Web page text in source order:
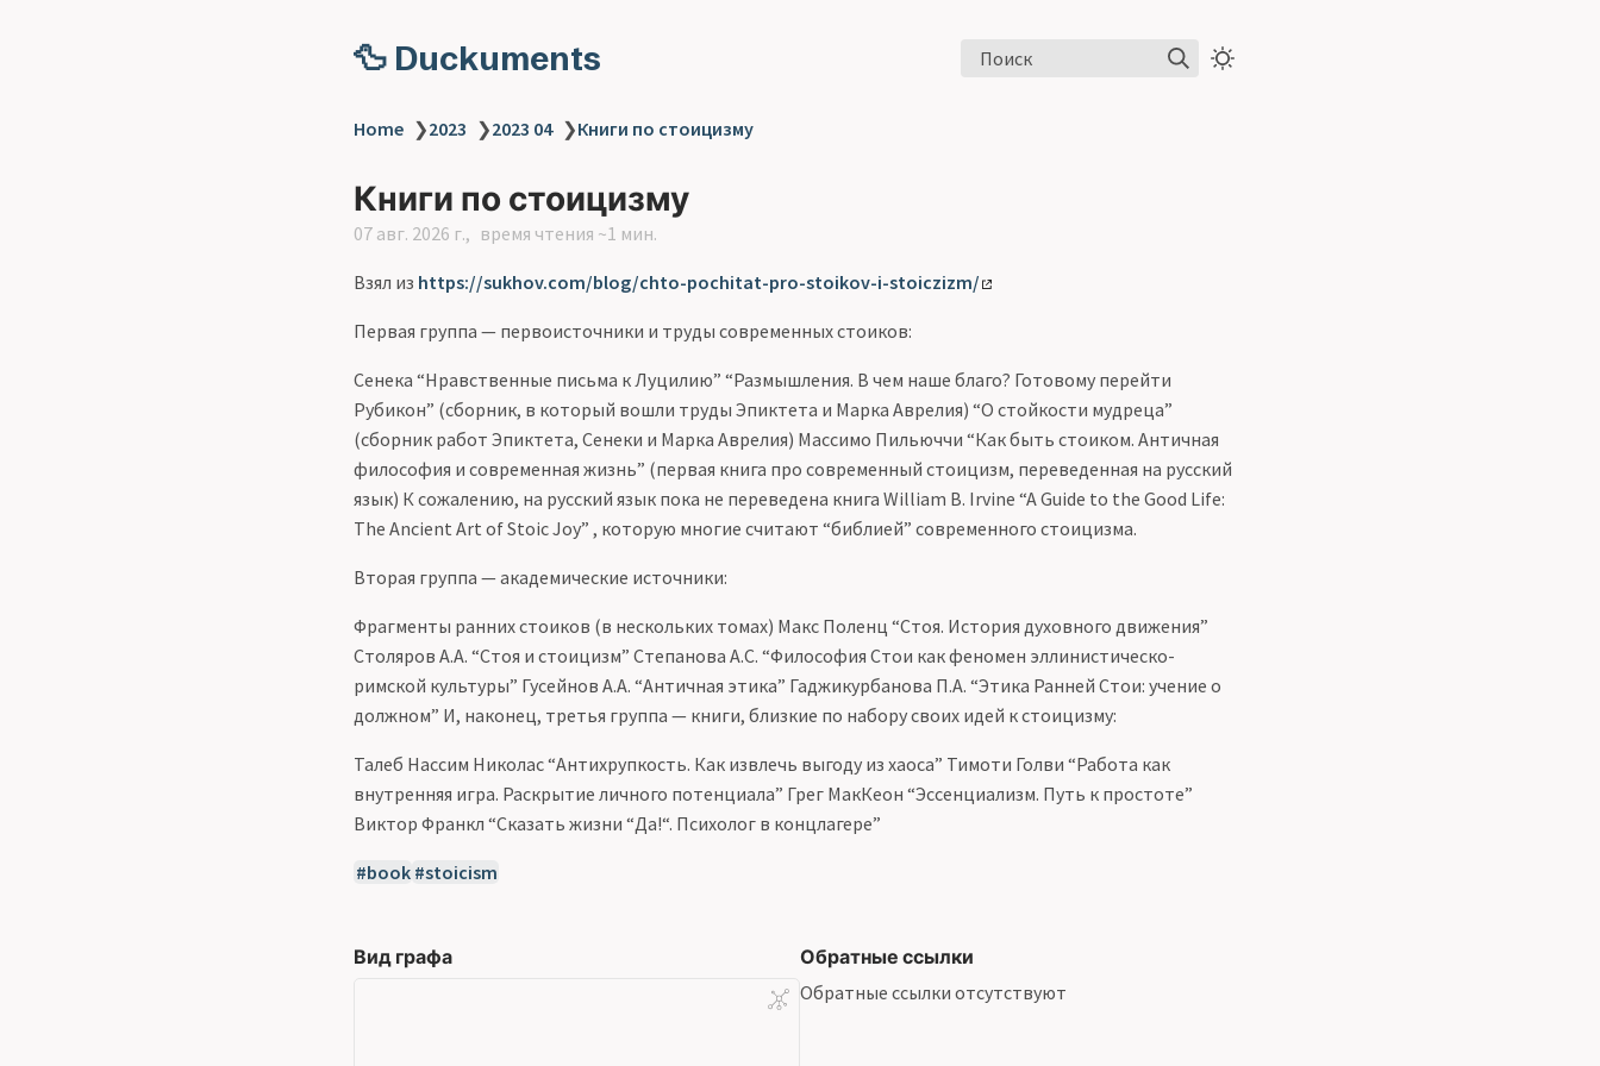
🦆 Duckuments Поиск
Home ❯2023 ❯2023 04 ❯Книги по стоицизму
Книги по стоицизму
07 авг. 2026 г. время чтения ~1 мин.
Взял из https://sukhov.com/blog/chto-pochitat-pro-stoikov-i-stoiczizm/
Первая группа — первоисточники и труды современных стоиков:
Сенека “Нравственные письма к Луцилию” “Размышления. В чем наше благо? Готовому перейти
Рубикон” (сборник, в который вошли труды Эпиктета и Марка Аврелия) “О стойкости мудреца”
(сборник работ Эпиктета, Сенеки и Марка Аврелия) Массимо Пильюччи “Как быть стоиком. Античная
философия и современная жизнь” (первая книга про современный стоицизм, переведенная на русский
язык) К сожалению, на русский язык пока не переведена книга William B. Irvine “A Guide to the Good Life:
The Ancient Art of Stoic Joy” , которую многие считают “библией” современного стоицизма.
Вторая группа — академические источники:
Фрагменты ранних стоиков (в нескольких томах) Макс Поленц “Стоя. История духовного движения”
Столяров А.А. “Стоя и стоицизм” Степанова А.С. “Философия Стои как феномен эллинистическо-
римской культуры” Гусейнов А.А. “Античная этика” Гаджикурбанова П.А. “Этика Ранней Стои: учение о
должном” И, наконец, третья группа — книги, близкие по набору своих идей к стоицизму:
Талеб Нассим Николас “Антихрупкость. Как извлечь выгоду из хаоса” Тимоти Голви “Работа как
внутренняя игра. Раскрытие личного потенциала” Грег МакКеон “Эссенциализм. Путь к простоте”
Виктор Франкл “Сказать жизни “Да!“. Психолог в концлагере”
book stoicism
Вид графа
Обратные ссылки
Обратные ссылки отсутствуют